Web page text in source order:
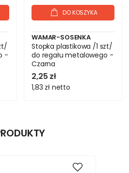
-
DO KOSZYKA
WAMAR-SOSENKA
Stopka plastikowa /1 szt/
do regału metalowego -
Czarna
2,25 zł
1,83 zł netto